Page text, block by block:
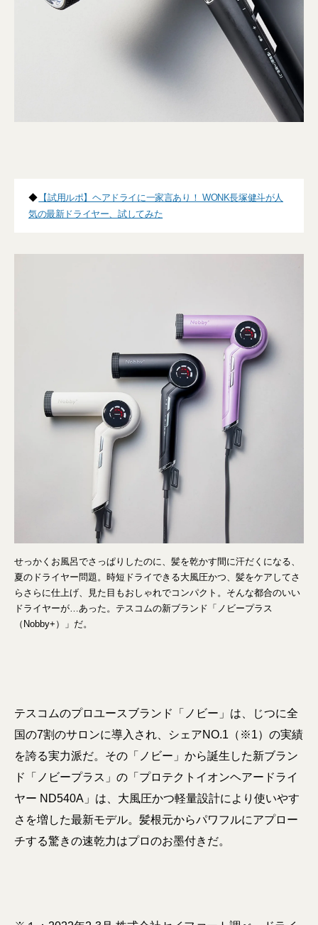
◆ 【試用ルポ】ヘアドライに一家言あり！ WONK長塚健斗が人
気の最新ドライヤー、試してみた
せっかくお風呂でさっぱりしたのに、髪を乾かす間に汗だくになる、
夏のドライヤー問題。時短ドライできる大風圧かつ、髪をケアしてさ
らさらに仕上げ、見た目もおしゃれでコンパクト。そんな都合のいい
ドライヤーが…あった。テスコムの新ブランド「ノビープラス
（Nobby+）」だ。
テスコムのプロユースブランド「ノビー」は、じつに全
国の7割のサロンに導入され、シェアNO.1（※1）の実績
を誇る実力派だ。その「ノビー」から誕生した新ブラン
ド「ノビープラス」の「プロテクトイオンヘアードライ
ヤー ND540A」は、大風圧かつ軽量設計により使いやす
さを増した最新モデル。髪根元からパワフルにアプロー
チする驚きの速乾力はプロのお墨付きだ。